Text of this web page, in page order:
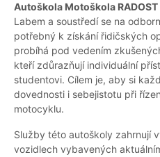
Autoškola Motoškola RADOST
Labem a soustředí se na
potřebný k získání řidičských
probíhá pod vedením
kteří zdůrazňují individuální
studentovi. Cílem je, aby si
dovednosti i sebejistotu při
motocyklu.
Služby této autoškoly zahrnují
vozidlech vybavených